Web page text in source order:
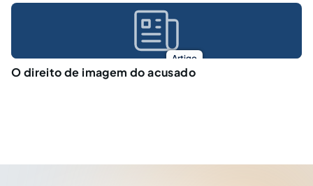
Artigo
O direito de imagem do acusado